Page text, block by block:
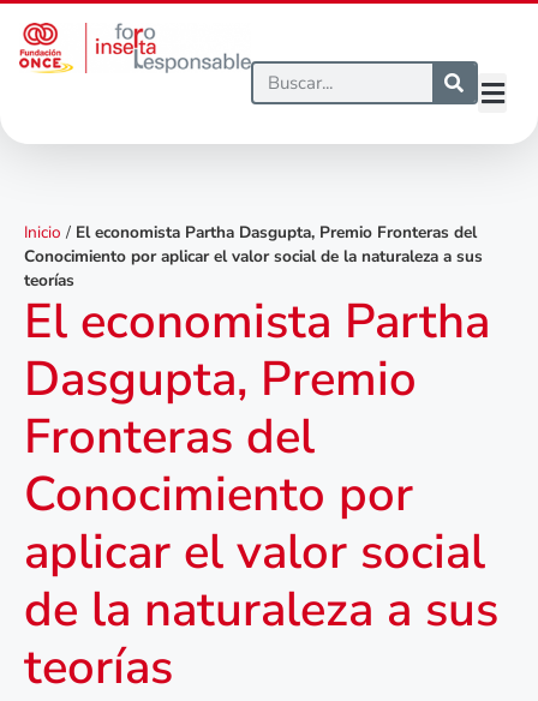
Inicio / El economista Partha Dasgupta, Premio Fronteras del
Conocimiento por aplicar el valor social de la naturaleza a sus
teorías
El economista Partha
Dasgupta, Premio
Fronteras del
Conocimiento por
aplicar el valor social
de la naturaleza a sus
teorías